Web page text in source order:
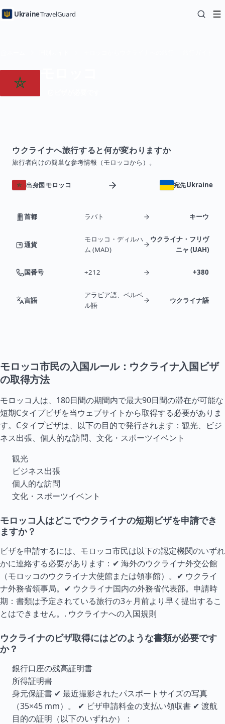
UkraineTravelGuard
ウクライナへ旅行すると何が変わりますか
旅行者向けの簡単な参考情報（モロッコから）。
出身国モロッコ 宛先Ukraine
首都 ラバト キーウ
通貨
モロッコ・ディルハ
ム (MAD)
ウクライナ・フリヴ
ニャ (UAH)
国番号 +212 +380
言語
アラビア語、ベルベ
ル語
ウクライナ語
モロッコ市民の入国ルール：ウクライナ入国ビザ
の取得方法
モロッコ人は、180日間の期間内で最大90日間の滞在が可能な
短期Cタイプビザを当ウェブサイトから取得する必要がありま
す。Cタイプビザは、以下の目的で発行されます：観光、ビジ
ネス出張、個人的な訪問、文化・スポーツイベント
観光
ビジネス出張
個人的な訪問
文化・スポーツイベント
モロッコ人はどこでウクライナの短期ビザを申請でき
ますか？
ビザを申請するには、モロッコ市民は以下の認定機関のいずれ
かに連絡する必要があります：✔ 海外のウクライナ外交公館
（モロッコのウクライナ大使館または領事館）。✔ ウクライ
ナ外務省領事局。✔ ウクライナ国内の外務省代表部。申請時
期：書類は予定されている旅行の3ヶ月前より早く提出するこ
とはできません。. ウクライナへの入国規則
ウクライナのビザ取得にはどのような書類が必要です
か？
銀行口座の残高証明書
所得証明書
身元保証書 ✔ 最近撮影されたパスポートサイズの写真
（35×45 mm）。 ✔ ビザ申請料金の支払い領収書 ✔ 渡航
目的の証明（以下のいずれか）：